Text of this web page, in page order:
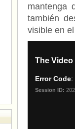
mantenga
también
visible en